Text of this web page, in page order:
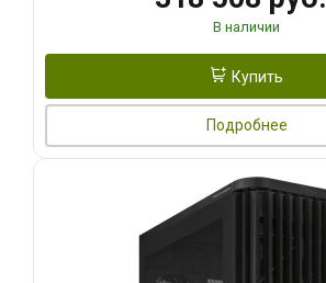
В наличии
Купить
Подробнее